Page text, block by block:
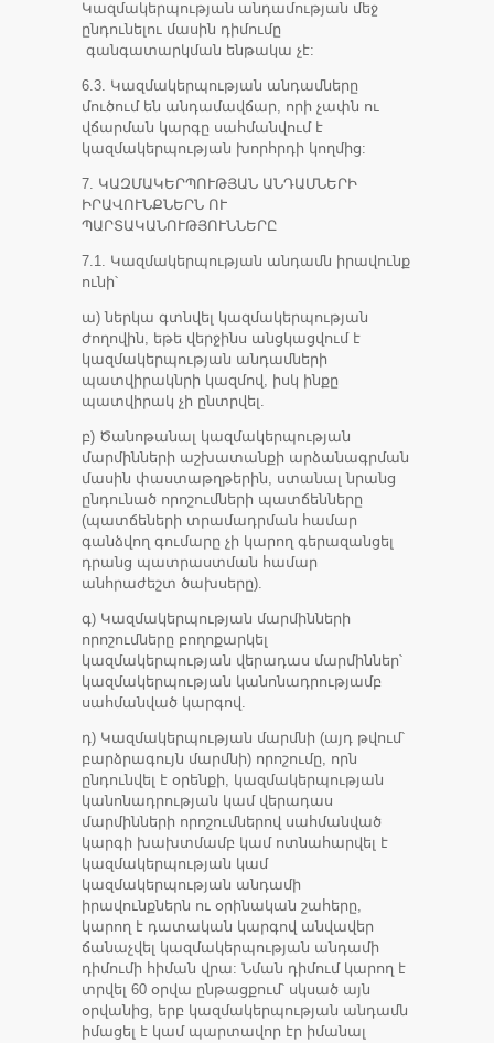
Կազմակերպության անդամության մեջ
ընդունելու մասին դիմումը
գանգատարկման ենթակա չէ:
6.3. Կազմակերպության անդամները
մուծում են անդամավճար, որի չափն ու
վճարման կարգը սահմանվում է
կազմակերպության խորհրդի կողմից:
7. ԿԱԶՄԱԿԵՐՊՈՒԹՅԱՆ ԱՆԴԱՄՆԵՐԻ
ԻՐԱՎՈՒՆՔՆԵՐՆ ՈՒ
ՊԱՐՏԱԿԱՆՈՒԹՅՈՒՆՆԵՐԸ
7.1. Կազմակերպության անդամն իրավունք
ունի՝
ա) ներկա գտնվել կազմակերպության
ժողովին, եթե վերջինս անցկացվում է
կազմակերպության անդամների
պատվիրակնրի կազմով, իսկ ինքը
պատվիրակ չի ընտրվել.
բ) Ծանոթանալ կազմակերպության
մարմինների աշխատանքի արձանագրման
մասին փաստաթղթերին, ստանալ նրանց
ընդունած որոշումների պատճենները
(պատճեների տրամադրման համար
գանձվող գումարը չի կարող գերազանցել
դրանց պատրաստման համար
անհրաժեշտ ծախսերը).
գ) Կազմակերպության մարմինների
որոշումները բողոքարկել
կազմակերպության վերադաս մարմիններ՝
կազմակերպության կանոնադրությամբ
սահմանված կարգով.
դ) Կազմակերպության մարմնի (այդ թվում՝
բարձրագույն մարմնի) որոշումը, որն
ընդունվել է օրենքի, կազմակերպության
կանոնադրության կամ վերադաս
մարմինների որոշումներով սահմանված
կարգի խախտմամբ կամ ոտնահարվել է
կազմակերպության կամ
կազմակերպության անդամի
իրավունքներն ու օրինական շահերը,
կարող է դատական կարգով անվավեր
ճանաչվել կազմակերպության անդամի
դիմումի հիման վրա: Նման դիմում կարող է
տրվել 60 օրվա ընթացքում՝ սկսած այն
օրվանից, երբ կազմակերպության անդամն
իմացել է կամ պարտավոր էր իմանալ